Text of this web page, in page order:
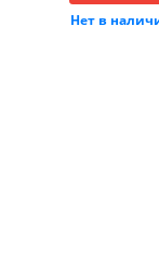
Нет в